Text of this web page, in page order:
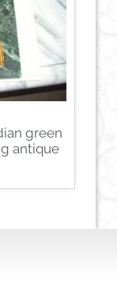
green
antique